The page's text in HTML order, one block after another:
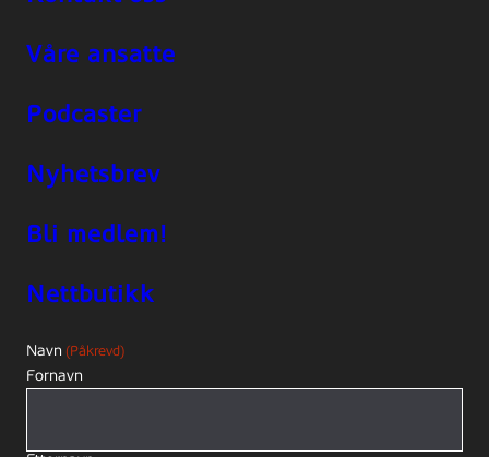
Våre ansatte
Podcaster
Nyhetsbrev
Bli medlem!
Nettbutikk
Navn (Påkrevd)
Fornavn